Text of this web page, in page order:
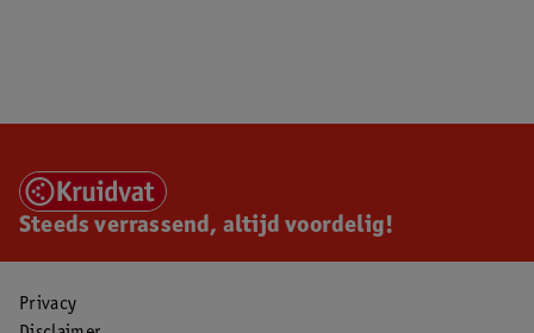
Steeds verrassend, altijd voordelig!
Privacy